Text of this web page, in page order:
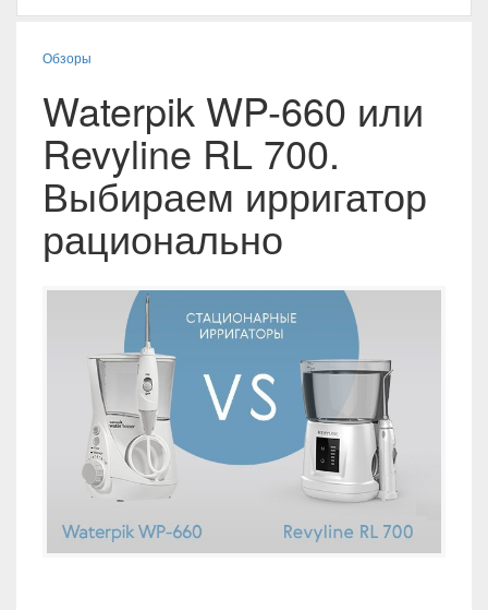
Обзоры
Waterpik WP-660 или
Revyline RL 700.
Выбираем ирригатор
рационально